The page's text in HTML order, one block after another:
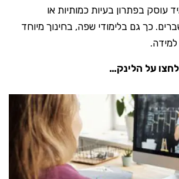
עוסק בפתרון בעיות כמותיות או
כך גם בלימודי שפה, בחינוך מיוחד
על הלינק…